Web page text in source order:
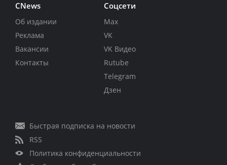
CNews
Об издании
Реклама
Вакансии
Контакты
Соцсети
Max
VK
VK Видео
Rutube
Telegram
Дзен
Быстрая подписка на новости
RSS
Политика конфиденциальности